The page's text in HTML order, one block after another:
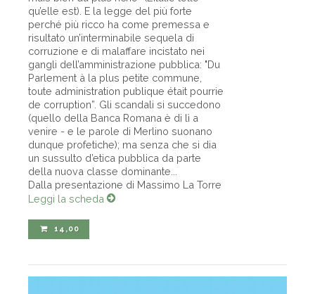
qu’elle est). E la legge del più forte
perché più ricco ha come premessa e
risultato un’interminabile sequela di
corruzione e di malaffare incistato nei
gangli dell’amministrazione pubblica: "Du
Parlement à la plus petite commune,
toute administration publique était pourrie
de corruption”. Gli scandali si succedono
(quello della Banca Romana è di lì a
venire - e le parole di Merlino suonano
dunque profetiche); ma senza che si dia
un sussulto d’etica pubblica da parte
della nuova classe dominante...
Dalla presentazione di Massimo La Torre
Leggi la scheda
14,00